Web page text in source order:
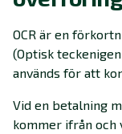
OCR är en
(Optisk
används för att
Vid en betalning
kommer ifrån och